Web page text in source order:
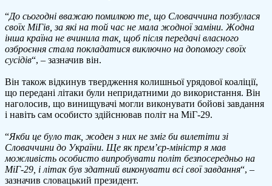
“До сьогодні вважаю помилкою те, що Словаччина позбулася
своїх МіГів, за які на той час не мала жодної заміни. Жодна
інша країна не вчинила так, щоб після передачі власного
озброєння стала покладатися виключно на допомогу своїх
сусідів“, – зазначив він.
Він також відкинув твердження колишньої урядової коаліції,
що передані літаки були непридатними до використання. Він
наголосив, що винищувачі могли виконувати бойові завдання
і навіть сам особисто здійснював політ на МіГ-29.
“Якби це було так, жоден з них не зміг би вилетіти зі
Словаччини до України. Ще як прем’єр-міністр я мав
можливість особисто випробувати політ безпосередньо на
МіГ-29, і літак був здатний виконувати всі свої завдання“, –
зазначив словацький президент.